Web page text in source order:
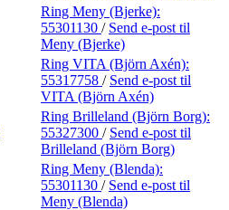
Ring Meny (Bjerke):
55301130 / Send e-post til
Meny (Bjerke)
Ring VITA (Björn Axén):
55317758 / Send e-post til
VITA (Björn Axén)
Ring Brilleland (Björn Borg):
55327300 / Send e-post til
Brilleland (Björn Borg)
Ring Meny (Blenda):
55301130 / Send e-post til
Meny (Blenda)